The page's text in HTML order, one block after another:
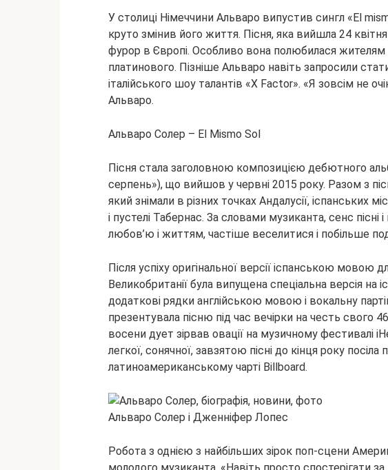
У столиці Німеччини Альваро випустив сингл «El
круто змінив його життя. Пісня, яка вийшла 24
фурор в Європі. Особливо вона полюбилася жителям
платинового. Пізніше Альваро навіть запросили
італійського шоу талантів «X Factor». «Я зовсім не
Альваро.
Альваро Солер – El Mismo Sol
Пісня стала заголовною композицією дебютного
серпень»), що вийшов у червні 2015 року. Разом з
який знімали в різних точках Андалусії, іспанських
і пустелі Табернас. За словами музиканта, сенс пісні
любов’ю і життям, частіше веселитися і побільше
Після успіху оригінальної версії іспанською мовою
Великобританії була випущена спеціальна версія на
додаткові рядки англійською мовою і вокальну
презентувала пісню під час вечірки на честь свого
восени дует зірвав овації на музичному фестивалі
легкої, сонячної, завзятою пісні до кінця року
латиноамериканському чарті Billboard.
Альваро Солер і Дженніфер Лопес
Робота з однією з найбільших зірок поп-сцени